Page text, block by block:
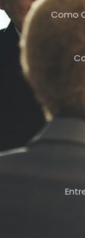
Como